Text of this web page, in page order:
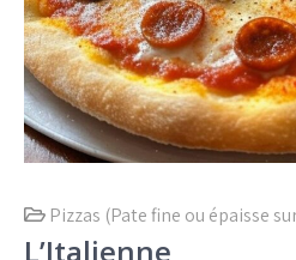
Pizzas (Pate fine ou épaisse
L’Italienne